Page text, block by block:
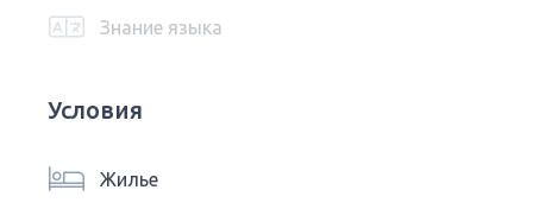
Знание языка
Условия
Жилье